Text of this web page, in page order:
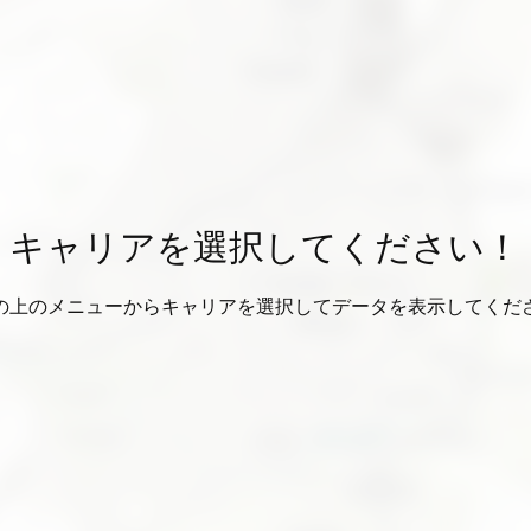
キャリアを選択してください！
上のメニューからキャリアを選択してデータを表示してくだ